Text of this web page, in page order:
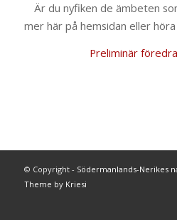
Är du nyfiken de ämbeten
mer här på hemsidan eller
Preliminär
© Copyright - Södermanlands-Nerikes
Theme by Kriesi